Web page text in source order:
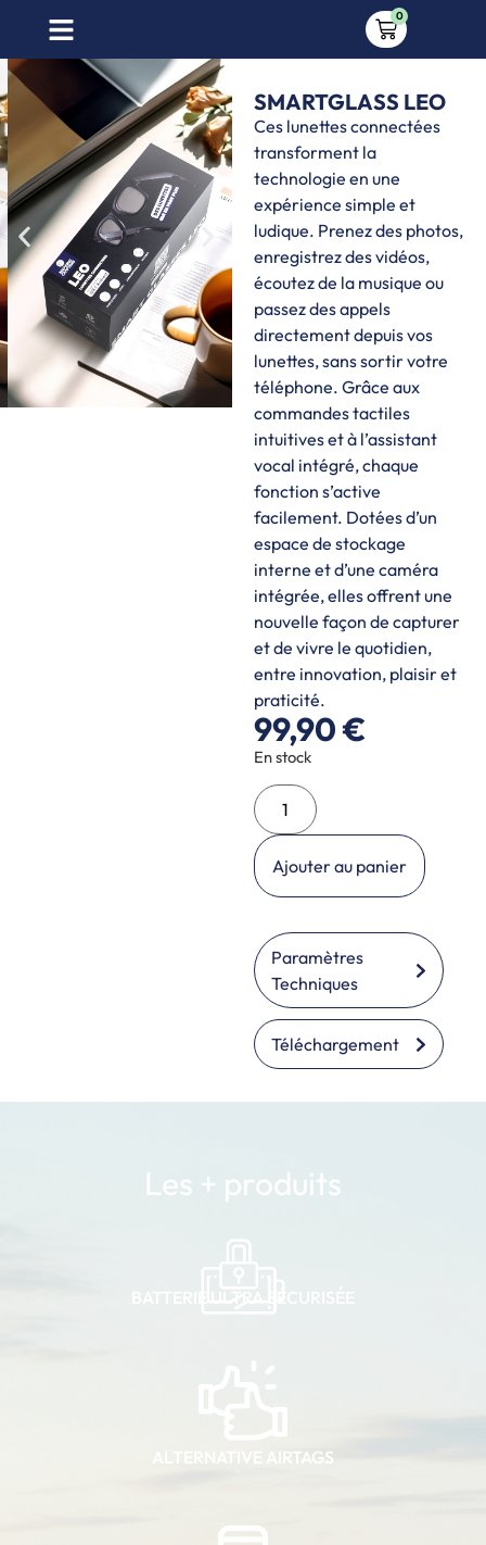
0
SMARTGLASS LEO
Ces lunettes connectées
transforment la
technologie en une
expérience simple et
ludique. Prenez des photos,
enregistrez des vidéos,
écoutez de la musique ou
passez des appels
directement depuis vos
lunettes, sans sortir votre
téléphone. Grâce aux
commandes tactiles
intuitives et à l’assistant
vocal intégré, chaque
fonction s’active
facilement. Dotées d’un
espace de stockage
interne et d’une caméra
intégrée, elles offrent une
nouvelle façon de capturer
et de vivre le quotidien,
entre innovation, plaisir et
praticité.
99,90€
En stock
Ajouter au panier
Paramètres
Techniques
Téléchargement
Les + produits
BATTERIE ULTRA SÉCURISÉE
ALTERNATIVE AIRTAGS